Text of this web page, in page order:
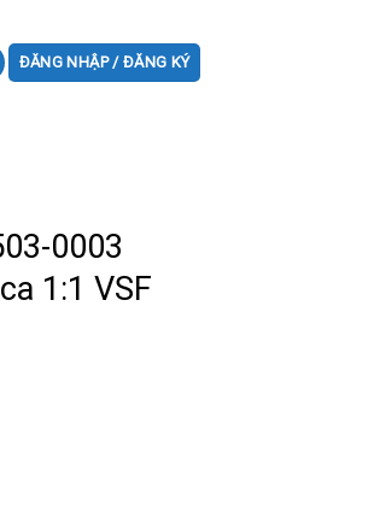
ĐĂNG NHẬP / ĐĂNG KÝ
0003
1:1 VSF